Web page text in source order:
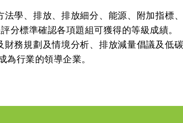
學、排放、排放細分、能源、附加指標
分標準確認各項題組可獲得的等級成績。
務規劃及情境分析、排放減量倡議及低
行業的領導企業。